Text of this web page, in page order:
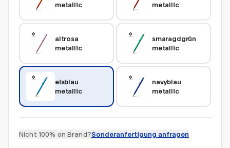
metallic
metallic
altrosa
metallic
smaragdgrün
metallic
eisblau
metallic
navyblau
metallic
Nicht 100% on Brand?Sonderanfertigung anfragen